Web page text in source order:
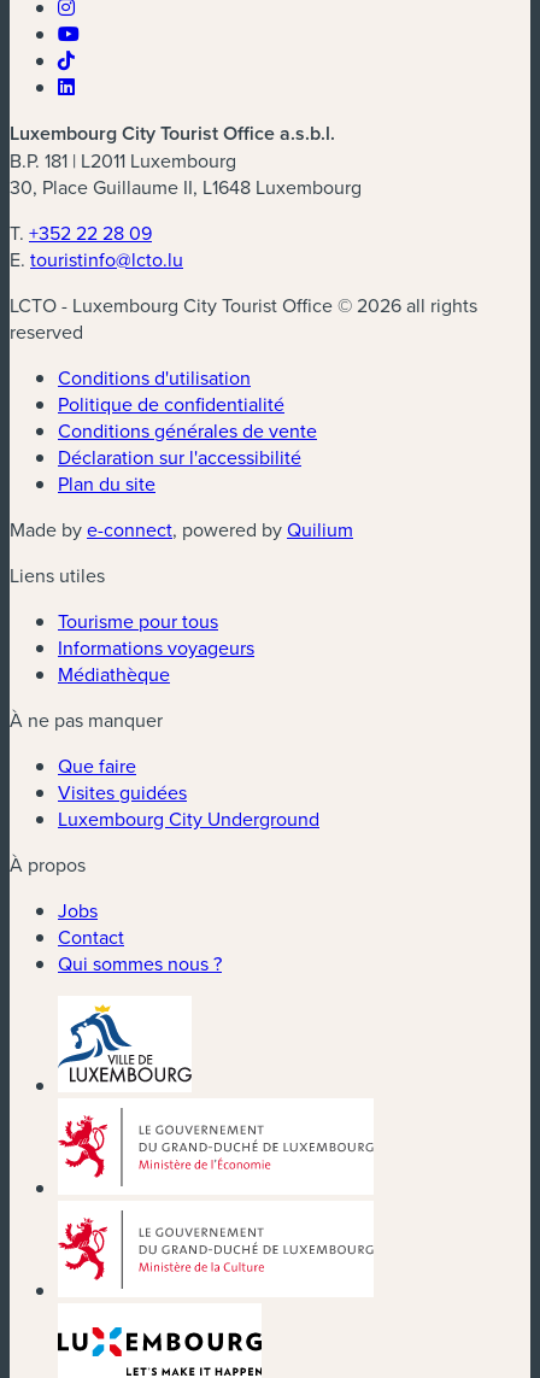
Luxembourg City Tourist Office a.s.b.l.
B.P. 181 | L2011 Luxembourg
30, Place Guillaume II, L1648 Luxembourg
T. +352 22 28 09
E. touristinfo@lcto.lu
LCTO - Luxembourg City Tourist Office © 2026 all rights
reserved
Conditions d'utilisation
Politique de confidentialité
Conditions générales de vente
Déclaration sur l'accessibilité
Plan du site
Made bye-connect(nouvelle fenêtre)
, powered byQuilium
Liens utiles
Tourisme pour tous
Informations voyageurs
Médiathèque
À ne pas manquer
Que faire
Visites guidées
Luxembourg City Underground
À propos
Jobs
Contact
Qui sommes nous ?